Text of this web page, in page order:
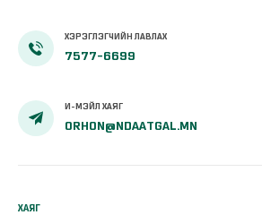
ХЭРЭГЛЭГЧИЙН ЛАВЛАХ
7577-6699
И-МЭЙЛ ХАЯГ
ORHON@NDAATGAL.MN
ХАЯГ